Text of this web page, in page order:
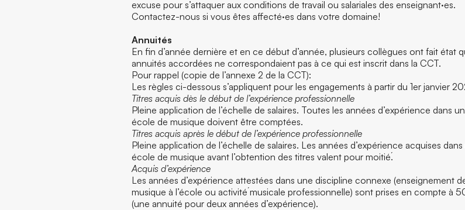
excuse pour s’attaquer aux conditions de travail ou salariales des enseignant·es.
Contactez-nous si vous êtes affecté·es dans votre domaine!
Annuités
En fin d’année dernière et en ce début d’année, plusieurs collègues ont fait état
annuités accordées ne correspondaient pas à ce qui est inscrit dans la CCT.
Pour rappel (copie de l’annexe 2 de la CCT):
Les règles ci-dessous s’appliquent pour les engagements à partir du 1er janvier
Titres acquis dès le début de l’expérience professionnelle
Pleine application de l’échelle de salaires. Toutes les années d’expérience dans
école de musique doivent être comptées.
Titres acquis après le début de l’expérience professionnelle
Pleine application de l’échelle de salaires. Les années d’expérience acquises
école de musique avant l’obtention des titres valent pour moitié́.
Acquis d’expérience
Les années d’expérience attestées dans une discipline connexe (enseignement
musique à l’école ou activité́ musicale professionnelle) sont prises en compte à
(une annuité pour deux années d’expérience).